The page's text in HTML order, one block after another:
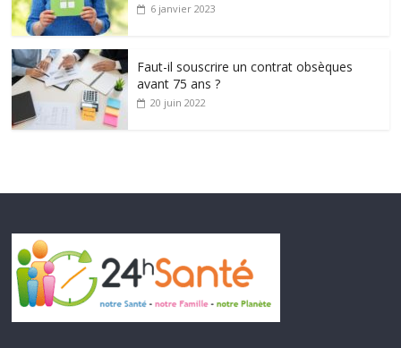
6 janvier 2023
Faut-il souscrire un contrat obsèques
avant 75 ans ?
20 juin 2022